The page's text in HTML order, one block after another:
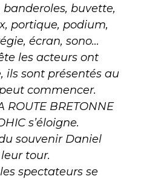
buvette,
portique, podium,
écran, sono…
les acteurs ont
ils sont présentés au
commencer.
ROUTE BRETONNE
s’éloigne.
souvenir Daniel
tour.
spectateurs se